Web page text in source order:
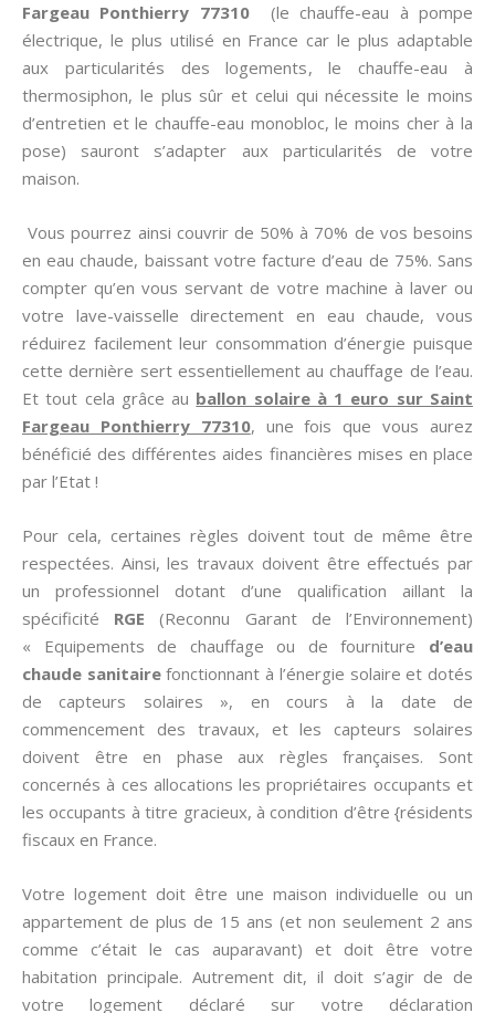
Fargeau Ponthierry 77310(le chauffe-eau à pompe
électrique, le plus utilisé en France car le plus adaptable
aux particularités des logements, le chauffe-eau à
thermosiphon, le plus sûr et celui qui nécessite le moins
d’entretien et le chauffe-eau monobloc, le moins cher à la
pose) sauront s’adapter aux particularités de votre
maison.
Vous pourrez ainsi couvrir de 50% à 70% de vos besoins
en eau chaude, baissant votre facture d’eau de 75%. Sans
compter qu’en vous servant de votre machine à laver ou
votre lave-vaisselle directement en eau chaude, vous
réduirez facilement leur consommation d’énergie puisque
cette dernière sert essentiellement au chauffage de l’eau.
Et tout cela grâce au ballon solaire à 1 euro sur Saint
Fargeau Ponthierry 77310, une fois que vous aurez
bénéficié des différentes aides financières mises en place
par l’Etat !
Pour cela, certaines règles doivent tout de même être
respectées. Ainsi, les travaux doivent être effectués par
un professionnel dotant d’une qualification aillant la
spécificité RGE(Reconnu Garant de l’Environnement)
« Equipements de chauffage ou de fourniture d’eau
chaude sanitairefonctionnant à l’énergie solaire et dotés
de capteurs solaires », en cours à la date de
commencement des travaux, et les capteurs solaires
doivent être en phase aux règles françaises. Sont
concernés à ces allocations les propriétaires occupants et
les occupants à titre gracieux, à condition d’être {résidents
fiscaux en France.
Votre logement doit être une maison individuelle ou un
appartement de plus de 15 ans (et non seulement 2 ans
comme c’était le cas auparavant) et doit être votre
habitation principale. Autrement dit, il doit s’agir de de
votre logement déclaré sur votre déclaration